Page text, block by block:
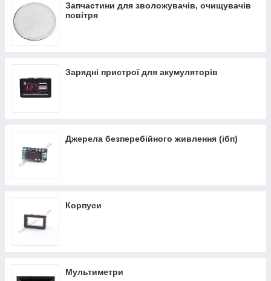
Запчастини для зволожувачів, очищувачів
повітря
Зарядні пристрої для акумуляторів
Джерела безперебійного живлення (ібп)
Корпуси
Мультиметри